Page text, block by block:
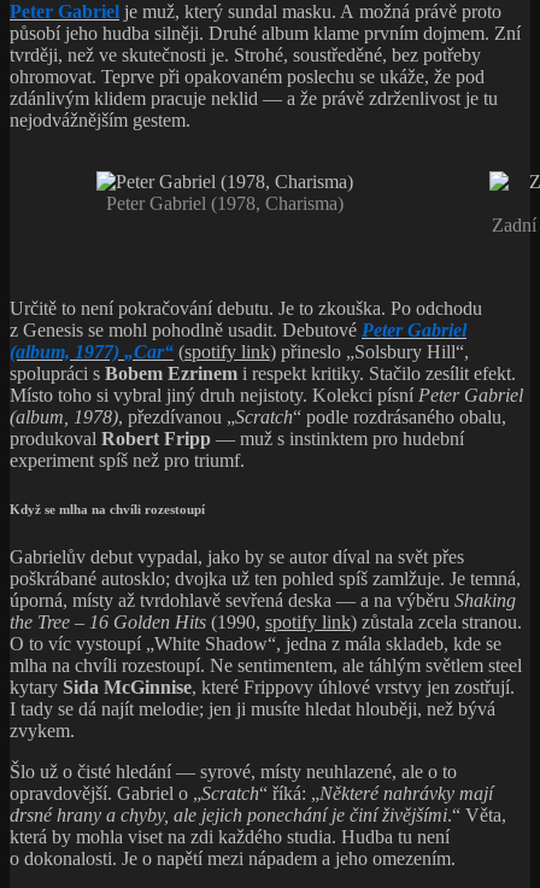
Peter Gabriel je muž, který sundal masku. A možná právě proto
působí jeho hudba silněji. Druhé album klame prvním dojmem. Zní
tvrději, než ve skutečnosti je. Strohé, soustředěné, bez potřeby
ohromovat. Teprve při opakovaném poslechu se ukáže, že pod
zdánlivým klidem pracuje neklid — a že právě zdrženlivost je tu
nejodvážnějším gestem.
Peter Gabriel (1978, Charisma)
Zadní
Určitě to není pokračování debutu. Je to zkouška. Po odchodu
z Genesis se mohl pohodlně usadit. Debutové Peter Gabriel
(album, 1977) „Car“ (spotify link) přineslo „Solsbury Hill“,
spolupráci s Bobem Ezrinem i respekt kritiky. Stačilo zesílit efekt.
Místo toho si vybral jiný druh nejistoty. Kolekci písní Peter Gabriel
(album, 1978), přezdívanou „Scratch“ podle rozdrásaného obalu,
produkoval Robert Fripp — muž s instinktem pro hudební
experiment spíš než pro triumf.
Když se mlha na chvíli rozestoupí
Gabrielův debut vypadal, jako by se autor díval na svět přes
poškrábané autosklo; dvojka už ten pohled spíš zamlžuje. Je temná,
úporná, místy až tvrdohlavě sevřená deska — a na výběru Shaking
the Tree – 16 Golden Hits (1990, spotify link) zůstala zcela stranou.
O to víc vystoupí „White Shadow“, jedna z mála skladeb, kde se
mlha na chvíli rozestoupí. Ne sentimentem, ale táhlým světlem steel
kytary Sida McGinnise, které Frippovy úhlové vrstvy jen zostřují.
I tady se dá najít melodie; jen ji musíte hledat hlouběji, než bývá
zvykem.
Šlo už o čisté hledání — syrové, místy neuhlazené, ale o to
opravdovější. Gabriel o „Scratch“ říká: „Některé nahrávky mají
drsné hrany a chyby, ale jejich ponechání je činí živějšími.“ Věta,
která by mohla viset na zdi každého studia. Hudba tu není
o dokonalosti. Je o napětí mezi nápadem a jeho omezením.